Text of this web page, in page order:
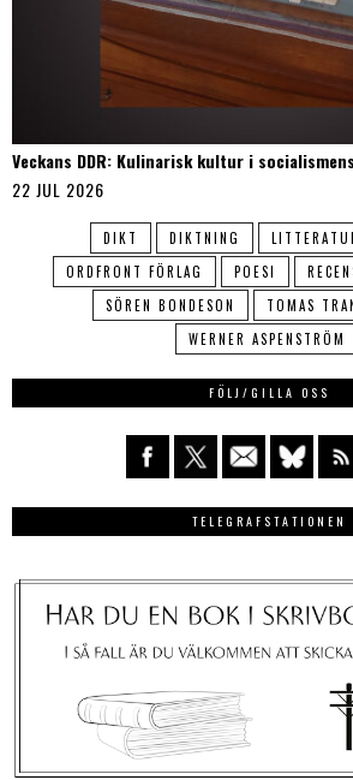
Veckans DDR: Kulinarisk kultur i
22 JUL 2026
DIKT DIKTNING
ORDFRONT FÖRLAG
POESI
SÖREN BONDESON
TOMAS
WERNER ASPENSTRÖM
FÖLJ/GILLA OSS
TELEGRAFSTATIONEN